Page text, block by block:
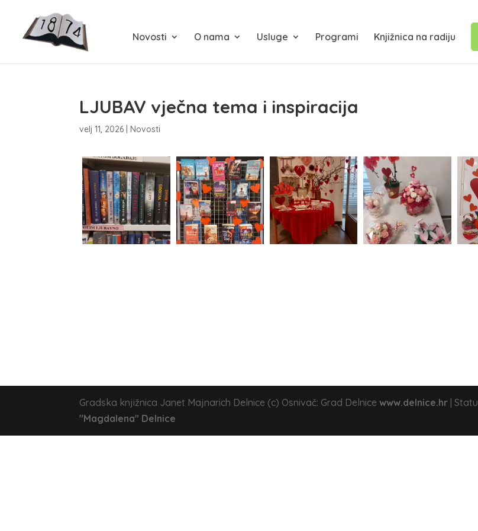
Novosti O nama Usluge Programi Knjižnica na radiju
LJUBAV vječna tema i inspiracija
velj 11, 2026 |Novosti
Gradska knjižnica Janet Majnarich Delnice (c) Osnivač: Grad Delnicewww.delnice.hr |
"Magdalena" Delnice